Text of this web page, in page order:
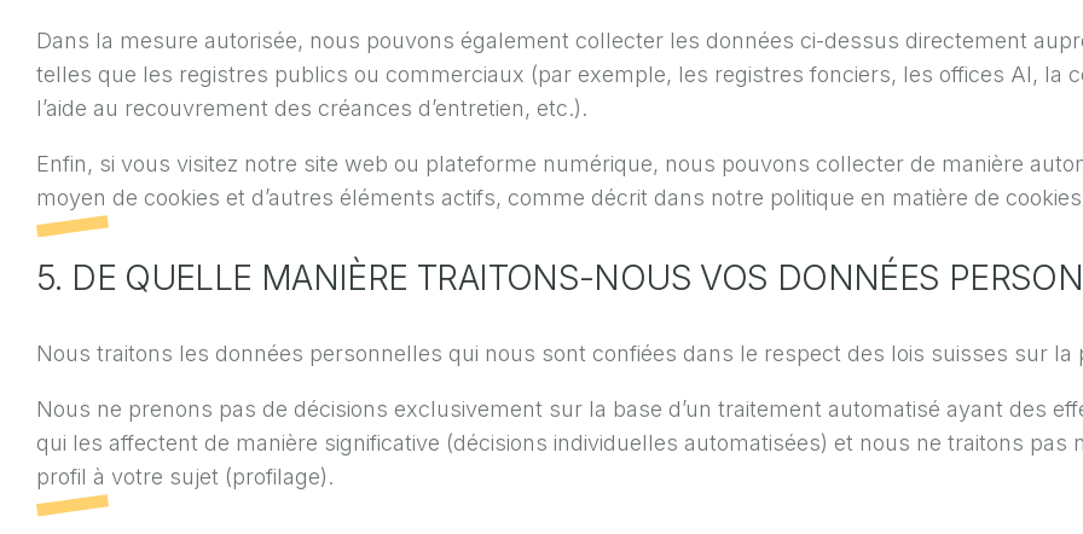
Dans la mesure autorisée, nous pouvons également collecter les données ci-dessus directement
telles que les registres publics ou commerciaux (par exemple, les registres fonciers, les offices AI, la
l’aide au recouvrement des créances d’entretien, etc.).
Enfin, si vous visitez notre site web ou plateforme numérique, nous pouvons collecter de manière
moyen de cookies et d’autres éléments actifs, comme décrit dans notre politique en matière de
5. DE QUELLE MANIÈRE TRAITONS-NOUS VOS DONNÉES
Nous traitons les données personnelles qui nous sont confiées dans le respect des lois suisses sur la
Nous ne prenons pas de décisions exclusivement sur la base d’un traitement automatisé ayant des
qui les affectent de manière significative (décisions individuelles automatisées) et nous ne traitons
profil à votre sujet (profilage).